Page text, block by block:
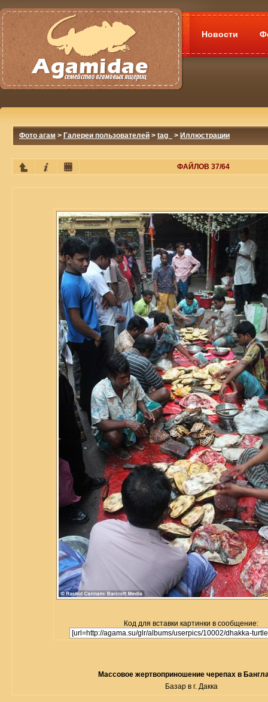
Новости
Фото агам > Галереи пользователей > tag_ > Иллюстрации
ФАЙЛОВ 37/64
Код для вставки картинки в сообщение:
Массовое жертвоприношение черепах в
Базар в г. Дакка